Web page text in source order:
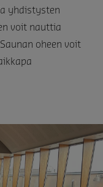
yhdistysten
voit nauttia
oheen voit